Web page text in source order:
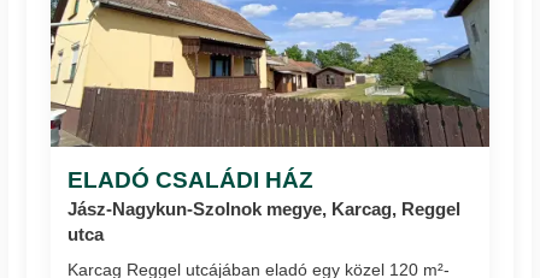
ELADÓ CSALÁDI HÁZ
Jász-Nagykun-Szolnok megye, Karcag, Reggel
utca
Karcag Reggel utcájában eladó egy közel 120 m²-